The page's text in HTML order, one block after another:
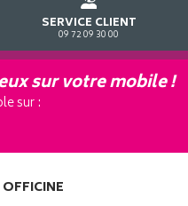
SERVICE CLIENT
09 72 09 30 00
sur votre mobile !
sur :
OFFICINE